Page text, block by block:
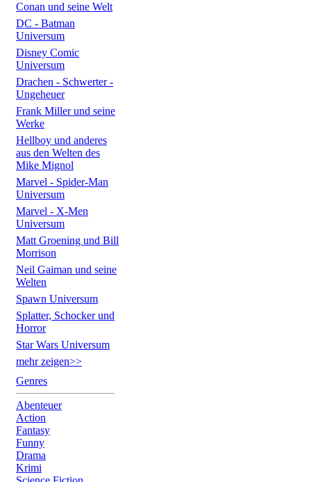
Conan und seine Welt
DC - Batman
Universum
Disney Comic
Universum
Drachen - Schwerter -
Ungeheuer
Frank Miller und seine
Werke
Hellboy und anderes
aus den Welten des
Mike Mignol
Marvel - Spider-Man
Universum
Marvel - X-Men
Universum
Matt Groening und Bill
Morrison
Neil Gaiman und seine
Welten
Spawn Universum
Splatter, Schocker und
Horror
Star Wars Universum
mehr zeigen>>
Genres
Abenteuer
Action
Fantasy
Funny
Drama
Krimi